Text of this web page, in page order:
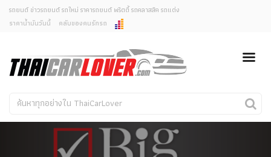
ยกเลิกการแจ้งเตือน
คุณต้องการยกเลิกการแจ้งเตือนข่าวสารเมื่อมีการอัพเดต
ใช่หรือไม่?
ไม่
รถยนต์ ข่าวรถยนต์ รถใหม่ ราคารถยนต์ พริตตี้ รถคลาสสิค รถแต่ง
ราคาน้ำมันวันนี้
คลับของคนรักรถ
รถใหม่
คนรักรถ
รถแต่ง